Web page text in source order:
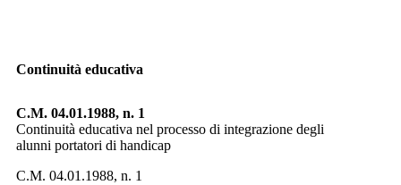
Continuità educativa
C.M. 04.01.1988, n. 1
Continuità educativa nel processo di integrazione degli
alunni portatori di handicap
C.M. 04.01.1988, n. 1